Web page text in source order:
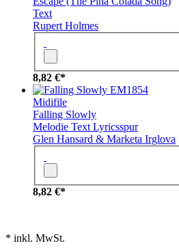
Text
Rupert Holmes
8,82 €*
EM1854
Midifile
Falling Slowly
Melodie Text Lyricsspur
Glen Hansard & Marketa Irglova
8,82 €*
* inkl. MwSt.